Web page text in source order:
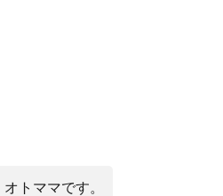
トママです。